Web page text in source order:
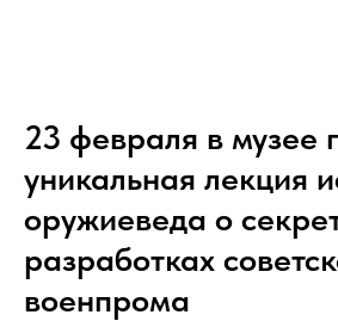
23 февраля в музее
уникальная лекция
оружиеведа о
разработках
военпрома